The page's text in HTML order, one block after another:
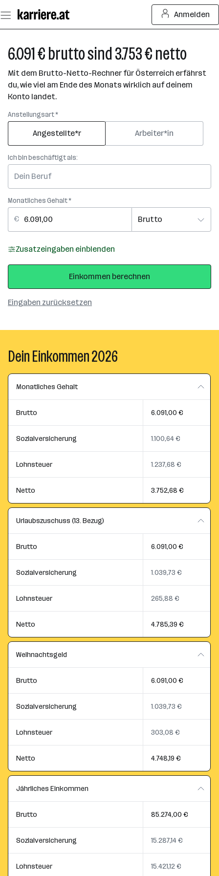
Seiteninhalt
springen
Anmelden
6.091 € brutto sind 3.753 € netto
Mit dem Brutto-Netto-Rechner für Österreich erfährst
du, wie viel am Ende des Monats wirklich auf deinem
Konto landet.
Anstellungsart *
Angestellte*r Arbeiter*in
Ich bin beschäftigt als:
Monatliches Gehalt *
Zusatzeingaben einblenden
Eingaben zurücksetzen
Einkommen berechnen
Dein Einkommen 2026
Monatliches Gehalt
Brutto 6.091,00 €
Sozialversicherung 1.100,64 €
Lohnsteuer 1.237,68 €
Netto 3.752,68 €
Urlaubszuschuss (13. Bezug)
Brutto 6.091,00 €
Sozialversicherung 1.039,73 €
Lohnsteuer 265,88 €
Netto 4.785,39 €
Weihnachtsgeld
Brutto 6.091,00 €
Sozialversicherung 1.039,73 €
Lohnsteuer 303,08 €
Netto 4.748,19 €
Jährliches Einkommen
Brutto 85.274,00 €
Sozialversicherung 15.287,14 €
Lohnsteuer 15.421,12 €